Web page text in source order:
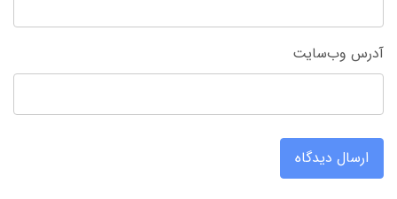
آدرس وب‌سایت
ارسال دیدگاه